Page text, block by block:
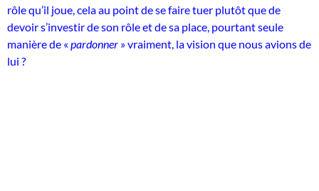
rôle qu’il joue, cela au point de se faire tuer plutôt que de
devoir s’investir de son rôle et de sa place, pourtant seule
manière de « pardonner » vraiment, la vision que nous avions de
lui ?